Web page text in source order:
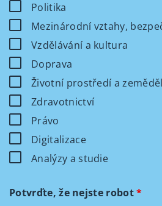
Politika
Mezinárodní vztahy,
Vzdělávání a kultura
Doprava
Životní prostředí a
Zdravotnictví
Právo
Digitalizace
Analýzy a studie
Potvrďte, že nejste robot*